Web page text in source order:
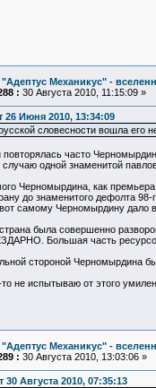
"Адептус Механикус" -
: 30 Августа 2010, 11:15:09 »
26 Июня 2010, 13:34:09
словесности вошла его
повторялась часто
одной знаменитой
Черномырдина, как
до знаменитого дефолта
самому Черномырдину дало
была совершенно
Большая часть ресурсов
стороной Черномырдина
то не испытываю от этого
"Адептус Механикус" -
: 30 Августа 2010, 13:03:06 »
30 Августа 2010, 07:35:13